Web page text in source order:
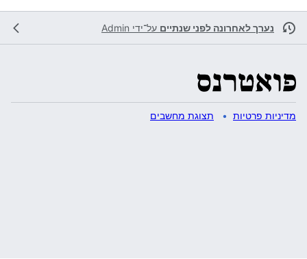
נערך לאחרונה לפני שנתיים על־ידי Admin
מדיניות פרטיות תצוגת מחשבים